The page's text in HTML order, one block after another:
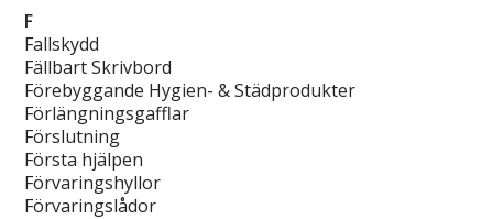
F
Fallskydd
Fällbart Skrivbord
Förebyggande Hygien- & Städprodukter
Förlängningsgafflar
Förslutning
Första hjälpen
Förvaringshyllor
Förvaringslådor